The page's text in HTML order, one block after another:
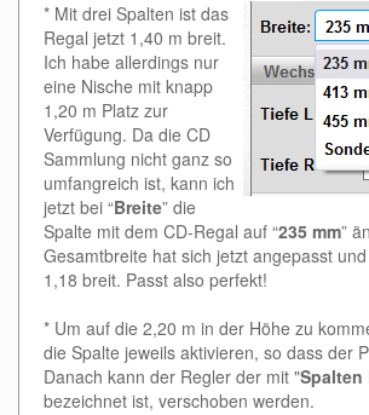
* Mit drei Spalten ist das
Regal jetzt 1,40 m breit.
Ich habe allerdings nur
eine Nische mit knapp
1,20 m Platz zur
Verfügung. Da die CD
Sammlung nicht ganz so
umfangreich ist, kann ich
jetzt bei “Breite” die
Spalte mit dem CD-Regal auf “235 mm”
Gesamtbreite hat sich jetzt angepasst
1,18 breit. Passt also perfekt!
* Um auf die 2,20 m in der Höhe zu
die Spalte jeweils aktivieren, so dass der
Danach kann der Regler der mit "Spalten
bezeichnet ist, verschoben werden.